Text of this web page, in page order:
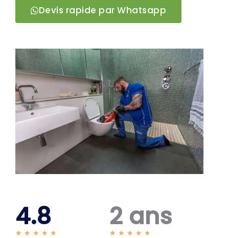
Devis rapide par Whatsapp
4.8
★ ★ ★ ★ ★
2 ans
★ ★ ★ ★ ★